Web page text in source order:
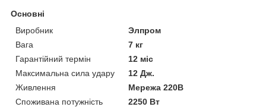
Основні
Виробник
Элпром
Вага
7 кг
Гарантійний термін
12 міс
Максимальна сила удару
12 Дж.
Живлення
Мережа 220В
Споживана потужність
2250 Вт